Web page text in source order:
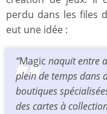
perdu dans les files
eut une idée :
“Magic naquit entre
plein de temps dans
boutiques
des cartes à